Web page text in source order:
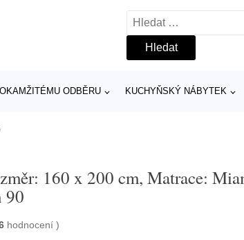
Vyhledávání
ODBĚRU KUCHYŇSKÝ NÁBYTEK
160 x 200 cm, Matrace:
90
hodnocení)